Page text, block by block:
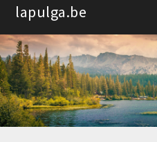
Spring
de
inhoud
lapulga.be